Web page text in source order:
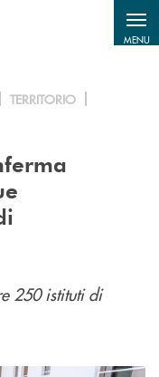
MENU
TERRITORIO
250 istituti di